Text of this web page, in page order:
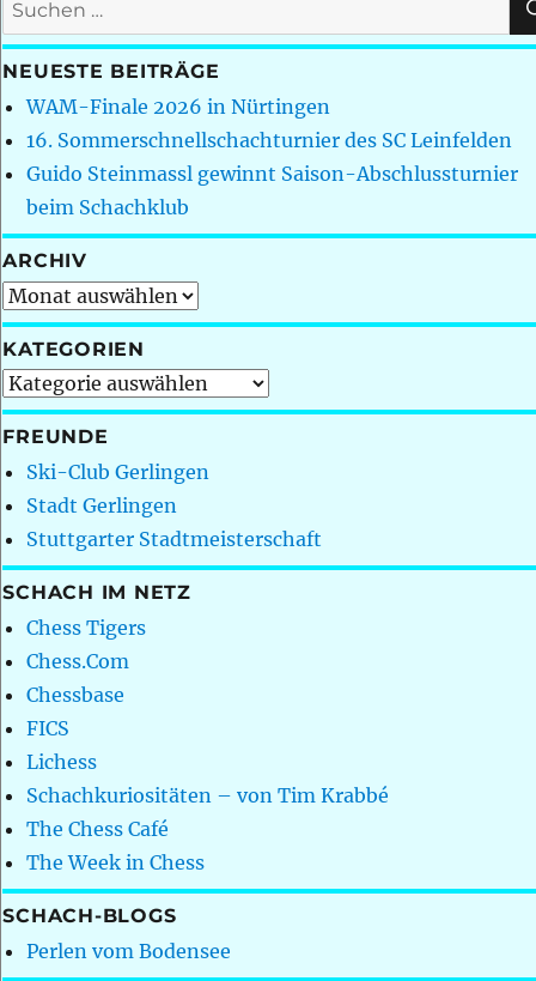
nach:
NEUESTE BEITRÄGE
WAM-Finale 2026 in Nürtingen
16. Sommerschnellschachturnier des SC Leinfelden
Guido Steinmassl gewinnt Saison-Abschlussturnier
beim Schachklub
ARCHIV
Archiv
KATEGORIEN
Kategorien
FREUNDE
Ski-Club Gerlingen
Stadt Gerlingen
Stuttgarter Stadtmeisterschaft
SCHACH IM NETZ
Chess Tigers
Chess.Com
Chessbase
FICS
Lichess
Schachkuriositäten – von Tim Krabbé
The Chess Café
The Week in Chess
SCHACH-BLOGS
Perlen vom Bodensee